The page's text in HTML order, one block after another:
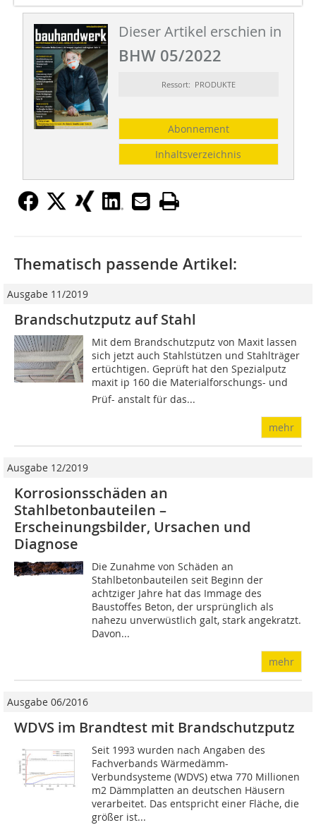
Dieser Artikel erschien in
BHW 05/2022
Ressort: PRODUKTE
Abonnement
Inhaltsverzeichnis
Thematisch passende Artikel:
Ausgabe 11/2019
Brandschutzputz auf Stahl
Mit dem Brandschutzputz von Maxit lassen
sich jetzt auch Stahlstützen und Stahlträger
ertüchtigen. Geprüft hat den Spezialputz
maxit ip 160 die Materialforschungs- und
Prüf- anstalt für das...
mehr
Ausgabe 12/2019
Korrosionsschäden an
Stahlbetonbauteilen –
Erscheinungsbilder, Ursachen und
Diagnose
Die Zunahme von Schäden an
Stahlbetonbauteilen seit Beginn der
achtziger Jahre hat das Immage des
Baustoffes Beton, der ursprünglich als
nahezu unverwüstlich galt, stark angekratzt.
Davon...
mehr
Ausgabe 06/2016
WDVS im Brandtest mit Brandschutzputz
Seit 1993 wurden nach Angaben des
Fachverbands Wärmedämm-
Verbundsysteme (WDVS) etwa 770 Millionen
m2 Dämmplatten an deutschen Häusern
verarbeitet. Das entspricht einer Fläche, die
größer ist...